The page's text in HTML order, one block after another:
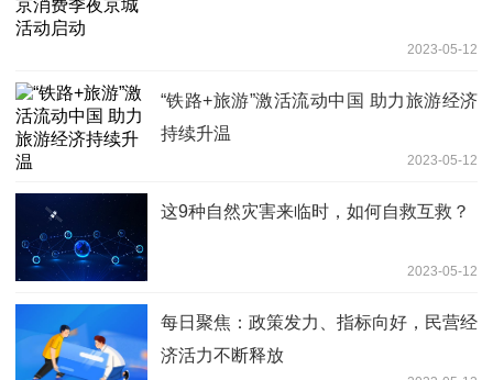
2023-05-12
“铁路+旅游”激活流动中国 助力旅游经济
持续升温
2023-05-12
这9种自然灾害来临时，如何自救互救？
2023-05-12
每日聚焦：政策发力、指标向好，民营经
济活力不断释放